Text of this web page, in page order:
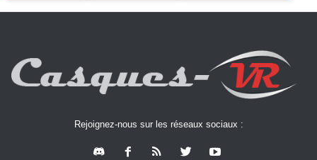
Rejoignez-nous sur les réseaux sociaux :